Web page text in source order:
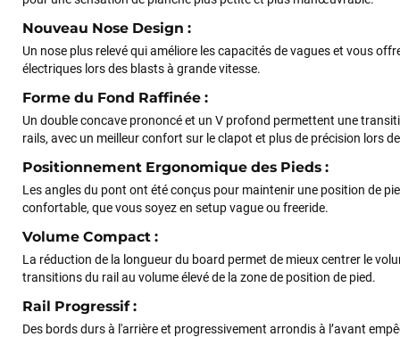
Nouveau Nose Design :
Un nose plus relevé qui améliore les capacités de vagues et vous
électriques lors des blasts à grande vitesse.
Forme du Fond Raffinée :
Un double concave prononcé et un V profond permettent une
rails, avec un meilleur confort sur le clapot et plus de précision lors
Positionnement Ergonomique des Pieds :
Les angles du pont ont été conçus pour maintenir une position de
confortable, que vous soyez en setup vague ou freeride.
Volume Compact :
La réduction de la longueur du board permet de mieux centrer le
transitions du rail au volume élevé de la zone de position de pied.
Rail Progressif:
Des bords durs à l'arrière et progressivement arrondis à l’avant